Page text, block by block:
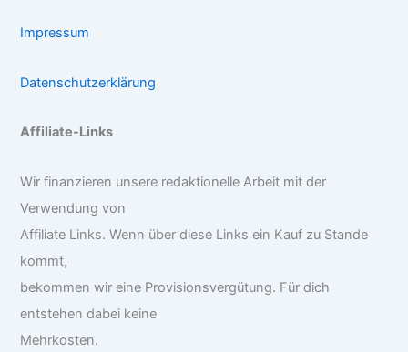
Impressum
Datenschutzerklärung
Affiliate-Links
Wir finanzieren unsere redaktionelle Arbeit mit der
Verwendung von
Affiliate Links. Wenn über diese Links ein Kauf zu Stande
kommt,
bekommen wir eine Provisionsvergütung. Für dich
entstehen dabei keine
Mehrkosten.